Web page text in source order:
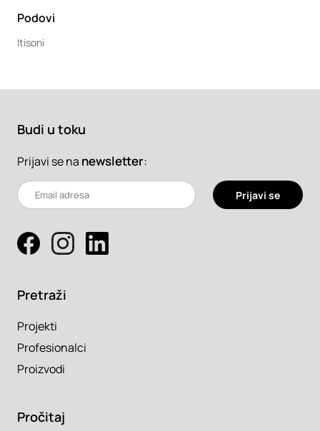
Podovi
Itisoni
Budi u toku
Prijavi se na newsletter:
Prijavi se
Pretraži
Projekti
Profesionalci
Proizvodi
Pročitaj